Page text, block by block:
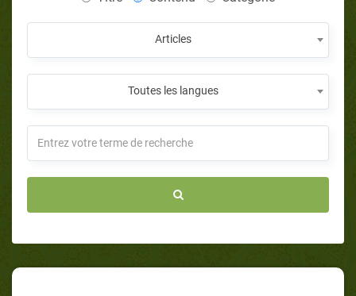
Articles
Toutes les langues